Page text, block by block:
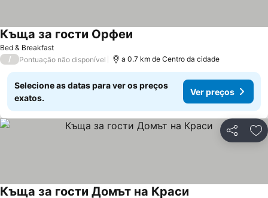
Bed & Breakfast
Къща за гости Орфеи
/ Pontuação não disponível a 0.7 km de Centro da cidade
Selecione as datas para ver os preços
exatos.
Ver preços
Partilhar
Къща за гости Домът на Краси